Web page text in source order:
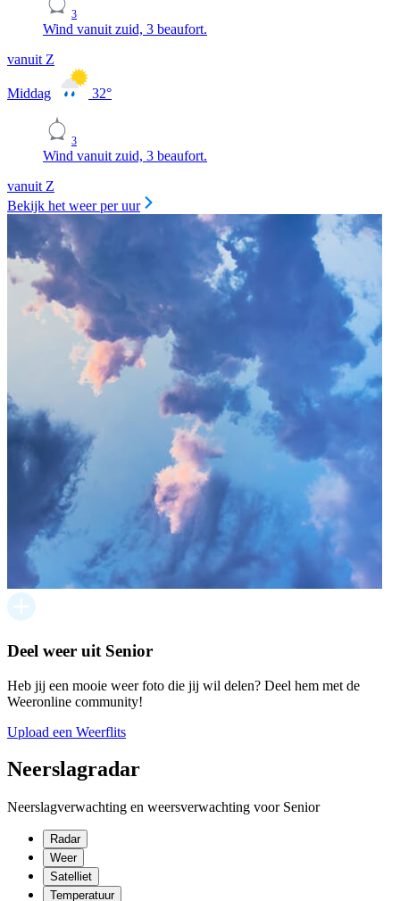
3
Wind vanuit zuid, 3 beaufort.
vanuit Z
Middag 32°
3
Wind vanuit zuid, 3 beaufort.
vanuit Z
Bekijk het weer per uur
Deel weer uit Senior
Heb jij een mooie weer foto die jij wil delen? Deel hem met de
Weeronline community!
Upload een Weerflits
Neerslagradar
Neerslagverwachting en weersverwachting voor Senior
Radar
Weer
Satelliet
Temperatuur